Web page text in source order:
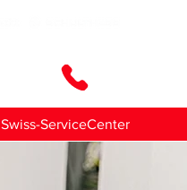
Swiss-ServiceCenter